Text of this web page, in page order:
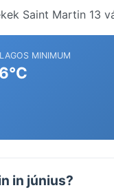
Saint Martin 13
MINIMUM
in június?